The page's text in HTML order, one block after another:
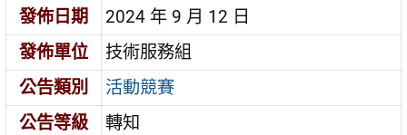
發佈日期
2024 年 9 月 12 日
發佈單位
技術服務組
公告類別
活動競賽
公告等級
轉知